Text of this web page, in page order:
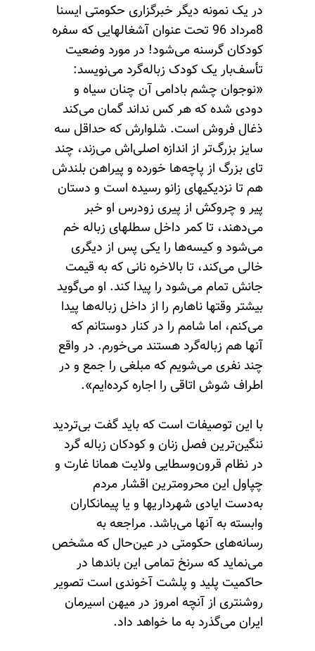
در یک نمونه دیگر خبرگزاری حکومتی ایسنا
8مرداد 96 تحت عنوان آشغالهایی که سفره
کودکان گرسنه می‌شود! در مورد وضعیت
تأسف‌بار یک کودک زباله‌گرد می‌نویسد:
«نوجوان چشم بادامی آن چنان سیاه و
دودی شده که هر کس نداند گمان می‌کند
ذغال فروش است. شلوارش که حداقل سه
سایز بزرگ‌تر از اندازه اصلی‌اش می‌زند، چند
تای بزرگ از پاچه‌ها خورده و پیراهن بلندش
هم تا نزدیکیهای زانو رسیده است و دستان
پیر و چروکش از پیری زودرس او خبر
می‌دهند، تا کمر داخل سطلهای زباله خم
می‌شود و کیسه‌ها را یکی پس از دیگری
خالی می‌کند، تا بالاخره نانی که به قیمت
جانش تمام می‌شود را پیدا کند. او می‌گوید
بیشتر وقتها ناهارم را از داخل زباله‌ها پیدا
می‌کنم، اما شامم را در کنار دوستانم که
آنها هم زباله‌گرد هستند می‌خورم. در واقع
چند نفری می‌شویم که مبلغی را جمع و در
اطراف شوش اتاقی را اجاره کرده‌ایم».
با این توصیفات است که باید گفت بی‌تردید
ننگین‌ترین فصل زنان و کودکان زباله گرد
در نظام قرون‌وسطایی ولایت همانا غارت و
چپاول این محرومترین اقشار مردم
به‌دست ایادی شهرداریها و یا پیمانکاران
وابسته به آنها می‌باشد. مراجعه به
رسانه‌های حکومتی در عین‌حال که مشخص
می‌نماید که سرنخ تمامی این باندها در
حاکمیت پلید و پلشت آخوندی است تصویر
روشنتری از آنچه امروز در میهن اسیرمان
ایران می‌گذرد به ما خواهد داد.